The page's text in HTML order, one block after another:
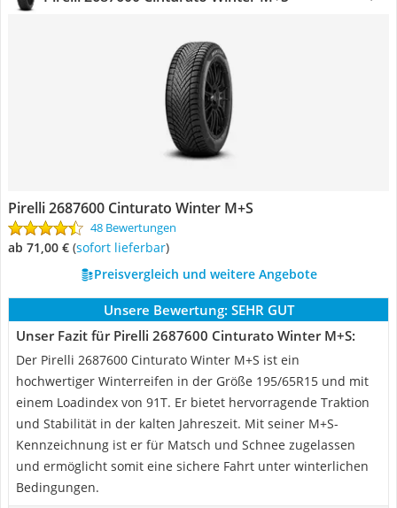
Pirelli 2687600 Cinturato Winter M+S
48 Bewertungen
ab 71,00 € ( Sofort lieferbar)
Preisvergleich und weitere Angebote
Unsere Bewertung: SEHR GUT
Unser Fazit für Pirelli 2687600 Cinturato Winter M+S:
Der Pirelli 2687600 Cinturato Winter M+S ist ein
hochwertiger Winterreifen in der Größe 195/65R15 und mit
einem Loadindex von 91T. Er bietet hervorragende Traktion
und Stabilität in der kalten Jahreszeit. Mit seiner M+S-
Kennzeichnung ist er für Matsch und Schnee zugelassen
und ermöglicht somit eine sichere Fahrt unter winterlichen
Bedingungen.